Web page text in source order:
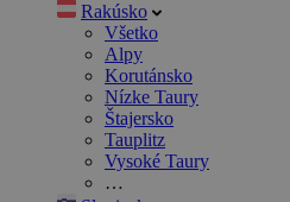
Rakúsko
Všetko
Alpy
Korutánsko
Nízke Taury
Štajersko
Tauplitz
Vysoké Taury
…